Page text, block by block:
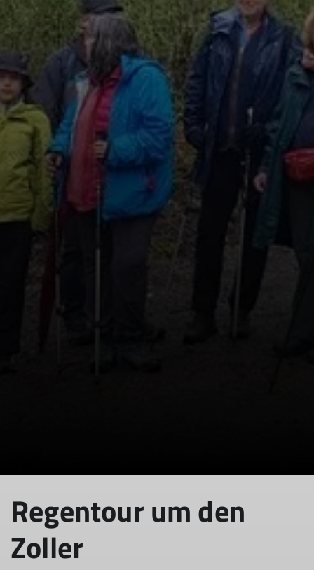
Regentour um den
Zoller